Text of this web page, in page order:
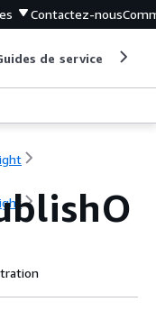
Contactez-nous
de service